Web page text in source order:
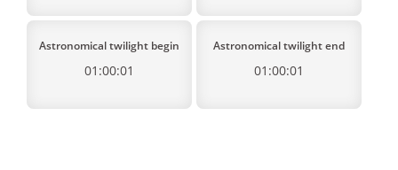
Astronomical twilight begin
01:00:01
Astronomical twilight end
01:00:01